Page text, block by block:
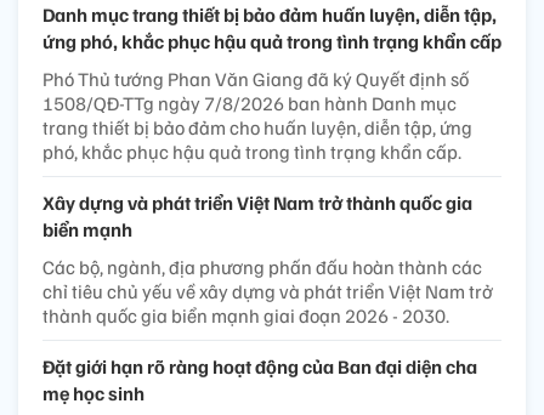
Danh mục trang thiết bị bảo đảm huấn luyện, diễn tập,
ứng phó, khắc phục hậu quả trong tình trạng khẩn cấp
Phó Thủ tướng Phan Văn Giang đã ký Quyết định số
1508/QĐ-TTg ngày 7/8/2026 ban hành Danh mục
trang thiết bị bảo đảm cho huấn luyện, diễn tập, ứng
phó, khắc phục hậu quả trong tình trạng khẩn cấp.
Xây dựng và phát triển Việt Nam trở thành quốc gia
biển mạnh
Các bộ, ngành, địa phương phấn đấu hoàn thành các
chỉ tiêu chủ yếu về xây dựng và phát triển Việt Nam trở
thành quốc gia biển mạnh giai đoạn 2026 - 2030.
Đặt giới hạn rõ ràng hoạt động của Ban đại diện cha
mẹ học sinh